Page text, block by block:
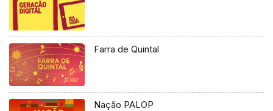
Farra de Quintal
Nação PALOP